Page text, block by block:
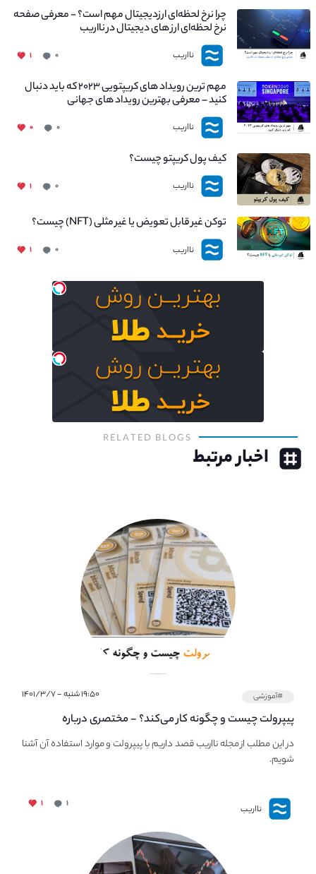
چرا نرخ لحظه‌ای ارزدیجیتال مهم است؟ - معرفی صفحه
نرخ لحظه‌ای ارز های دیجیتال در نااریب
نااریب ۰ ۱
مهم ترین رویداد های کریپتویی ۲۰۲۳ که باید دنبال
کنید – معرفی بهترین رویداد های جهانی
نااریب ۰ ۰
کیف پول کریپتو چیست؟
نااریب ۰ ۱
توکن غیر قابل تعویض یا غیر مثلی (NFT) چیست؟
نااریب ۰ ۱
RELATED BLOGS
اخبار مرتبط
#آموزشی ۱۹:۵۰ شنبه - ۱۴۰۱/۳/۷
پیپر‌ولت چیست و چگونه کار می‌کند؟ - مختصری درباره
PaperWallet
در این مطلب از مجله نااریب قصد داریم با پیپر‌ولت و موارد استفاده آن آشنا
شویم.
نااریب ۱ ۱